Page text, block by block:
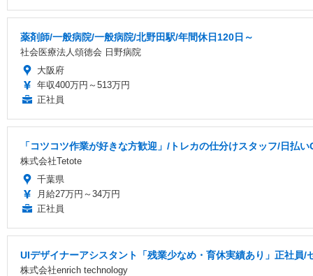
薬剤師/一般病院/一般病院/北野田駅/年間休日120日～
社会医療法人頌徳会 日野病院
大阪府
年収400万円～513万円
正社員
「コツコツ作業が好きな方歓迎」/トレカの仕分けスタッフ/日払
株式会社Tetote
千葉県
月給27万円～34万円
正社員
UIデザイナーアシスタント「残業少なめ・育休実績あり」正社
株式会社enrich technology